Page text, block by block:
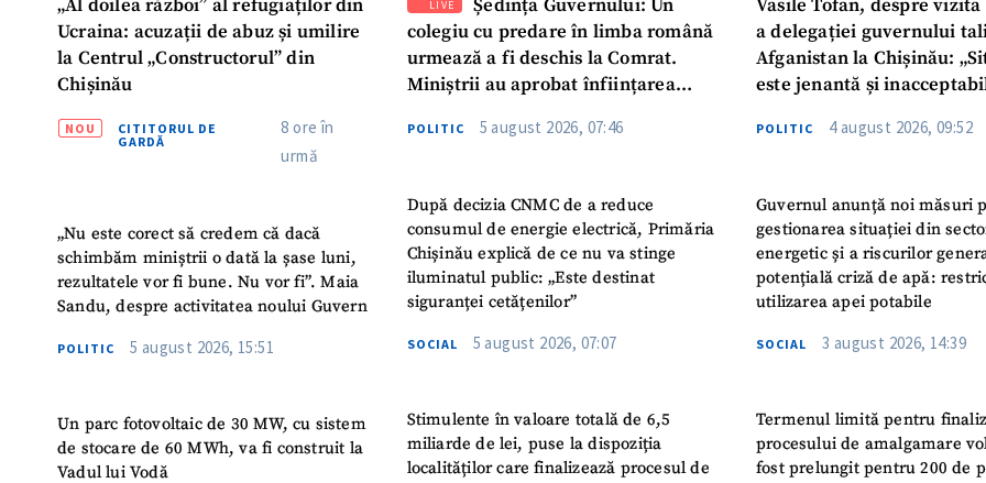
„Al doilea război” al refugiaților din
Ucraina: acuzații de abuz și umilire
la Centrul „Constructorul” din
Chișinău
NOU
CITITORUL DE
GARDĂ
8 ore în
urmă
„Nu este corect să credem că dacă
schimbăm miniștrii o dată la șase luni,
rezultatele vor fi bune. Nu vor fi”. Maia
Sandu, despre activitatea noului Guvern
POLITIC 5 august 2026, 15:51
Un parc fotovoltaic de 30 MW, cu sistem
de stocare de 60 MWh, va fi construit la
Vadul lui Vodă
LIVE
Ședința Guvernului: Un
colegiu cu predare în limba română
urmează a fi deschis la Comrat.
Miniștrii au aprobat înființarea
Turc „Recep Tayyip Erdogan”
POLITIC 5 august 2026, 07:46
După decizia CNMC de a reduce
consumul de energie electrică, Primăria
Chișinău explică de ce nu va stinge
iluminatul public: „Este destinat
siguranței cetățenilor”
SOCIAL 5 august 2026, 07:07
Stimulente în valoare totală de 6,5
miliarde de lei, puse la dispoziția
localităților care finalizează procesul de
Vasile Tofan, despre vizita
a delegației guvernului
Afganistan la Chișinău:
este jenantă și
POLITIC 4 august 2026, 09:52
Guvernul anunță noi măsuri
gestionarea situației din
energetic și a riscurilor
potențială criză de apă:
utilizarea apei potabile
SOCIAL 3 august 2026, 14:39
Termenul limită pentru
procesului de amalgamare
fost prelungit pentru 200 de